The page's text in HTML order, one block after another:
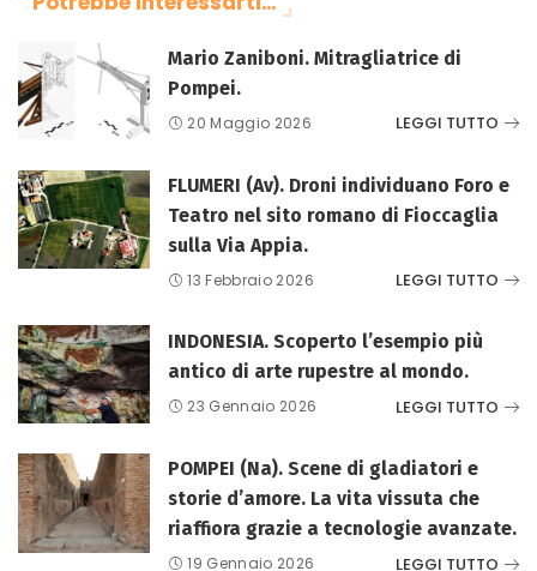
Mario Zaniboni. Mitragliatrice di
Pompei.
20 Maggio 2026 LEGGI TUTTO
FLUMERI (Av). Droni individuano Foro e
Teatro nel sito romano di Fioccaglia
sulla Via Appia.
13 Febbraio 2026 LEGGI TUTTO
INDONESIA. Scoperto l’esempio più
antico di arte rupestre al mondo.
23 Gennaio 2026 LEGGI TUTTO
POMPEI (Na). Scene di gladiatori e
storie d’amore. La vita vissuta che
riaffiora grazie a tecnologie avanzate.
19 Gennaio 2026 LEGGI TUTTO